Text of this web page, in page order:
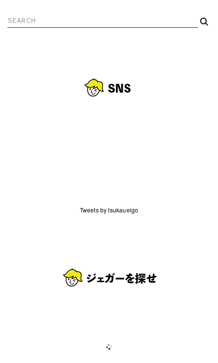
Tweets by tsukaueigo